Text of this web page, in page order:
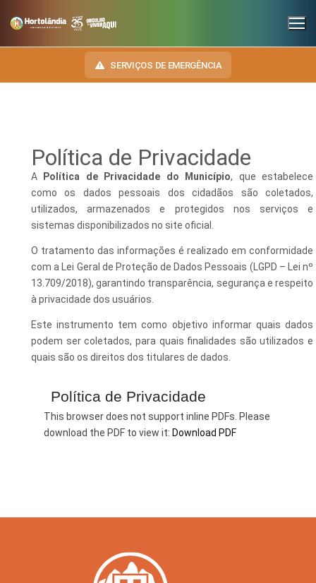
SERVIÇOS DE EMERGÊNCIA
SECRETARIAS
Administração e Gestão de Pessoal
Assuntos Jurídicos
Cultura
Desenvolvimento Econômico, Trabalho, Turismo e Inovação
Esporte e Lazer
Finanças
Governo
Habitação
Mobilidade Urbana
Planejamento Urbano e Gestão Estratégica
NOSSA CIDADE
HINO, BRASÃO E BANDEIRA
Autoridades do Município
Downloads
Notícias Anteriores a 2024
TRANSPARÊNCIA
E-SIC
DIÁRIO OFICIAL
LEIS MUNICIPAIS
Política de Privacidade​
A Política de Privacidade do Município, que estabelece
como os dados pessoais dos cidadãos são coletados,
utilizados, armazenados e protegidos nos serviços e
sistemas disponibilizados no site oficial.
O tratamento das informações é realizado em conformidade
com a Lei Geral de Proteção de Dados Pessoais (LGPD – Lei nº
13.709/2018), garantindo transparência, segurança e respeito
à privacidade dos usuários.
Este instrumento tem como objetivo informar quais dados
podem ser coletados, para quais finalidades são utilizados e
quais são os direitos dos titulares de dados.
Política de Privacidade
This browser does not support inline PDFs. Please
download the PDF to view it: Download PDF